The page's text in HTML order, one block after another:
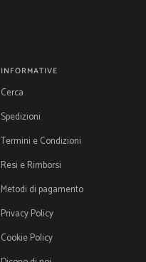
INFORMATIVE
Cerca
Spedizioni
Termini e Condizioni
Resi e Rimborsi
Metodi di pagamento
Privacy Policy
Cookie Policy